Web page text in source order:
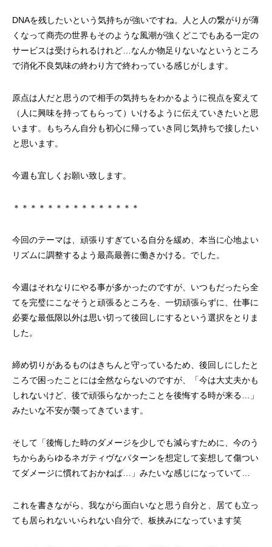
DNAを残したいという気持ちが強いですね。人と人の繋がりが薄
くなって商売の世界もそのような風潮が強くどこでもある一定の
サービスは受けられるけれど…なんか物足りないなというところ
で消化不良気味の終わり方で終わっている感じがします。
原点は人だと思うので相手の気持ちをわかるように視点を変えて
（人に興味を持ってもらって）いけるように伝えていきたいと思
います。もちろん自分も初心に帰っていき同じ気持ちで接したい
と思います。
今週も宜しくお願い致します。
＊＊＊＊＊＊＊＊＊＊＊＊＊＊＊
今回のテーマは、頑張りすぎている自分を緩め、本当に心地よい
リズムに調整するよう最高最善に働きかける。でした。
今週はそれなりにやる事が多かったのですが、いつもだったら全
てを完璧にこなそうと頑張るところを、一切頑張らずに、仕事に
必要な最低限以外は思い切って後回しにするという選択をとりま
した。
締め切りがあるものはきちんと守っているため、後回しにしたと
ころで困ったことには全然ならないのですが、「今は大丈夫かも
しれないけど、後で頑張らなかったことを後悔する時が来る…」
みたいな不安が襲ってきています。
そして「後悔した時のダメージを少しでも減らすために、今のう
ちからあらゆるネガティヴなパターンを想定して妄想して傷つい
てダメージに慣れておかねば…」みたいな感じになっていて…
これを書きながら、我ながら面白いなと思う自分と、居ても立っ
ても居られないいられない自分で、板挟みになっています笑